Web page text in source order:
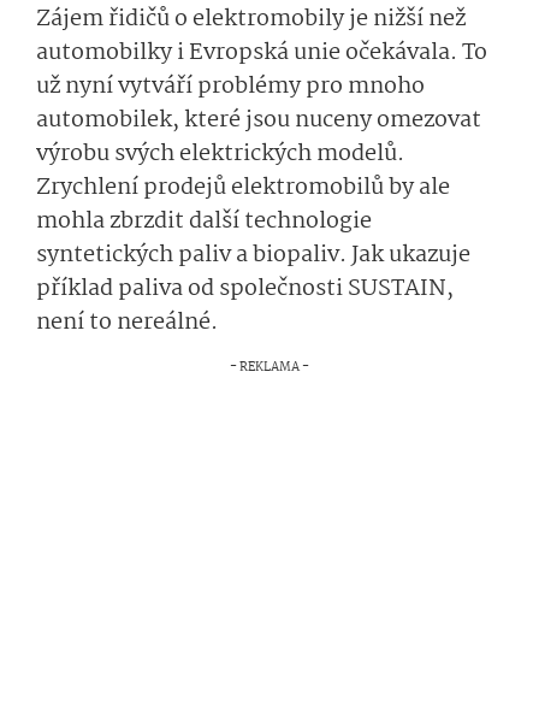
Zájem řidičů o elektromobily je nižší než
automobilky i Evropská unie očekávala. To
už nyní vytváří problémy pro mnoho
automobilek, které jsou nuceny omezovat
výrobu svých elektrických modelů.
Zrychlení prodejů elektromobilů by ale
mohla zbrzdit další technologie
syntetických paliv a biopaliv. Jak ukazuje
příklad paliva od společnosti SUSTAIN,
není to nereálné.